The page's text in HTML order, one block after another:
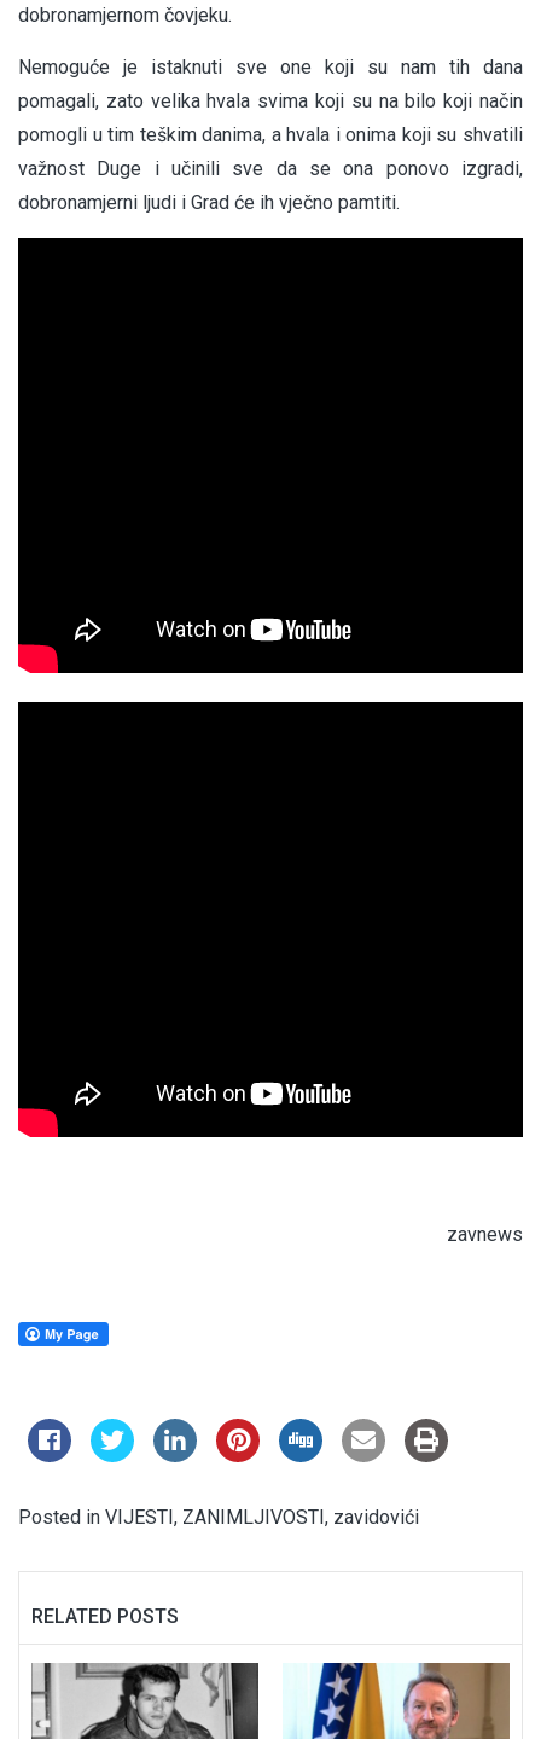
dobronamjernom čovjeku.
Nemoguće je istaknuti sve one koji su nam tih dana
pomagali, zato velika hvala svima koji su na bilo koji način
pomogli u tim teškim danima, a hvala i onima koji su shvatili
važnost Duge i učinili sve da se ona ponovo izgradi,
dobronamjerni ljudi i Grad će ih vječno pamtiti.
zavnews
Posted in VIJESTI, ZANIMLJIVOSTI, zavidovići
RELATED POSTS